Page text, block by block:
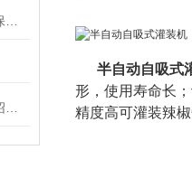
半自动自吸式
形，使用寿命长
精度高可灌装辣